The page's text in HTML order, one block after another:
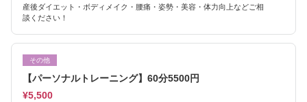
産後ダイエット・ボディメイク・腰痛・姿勢・美容・体力向上などご相
談ください！
その他
【パーソナルトレーニング】60分5500円
¥5,500